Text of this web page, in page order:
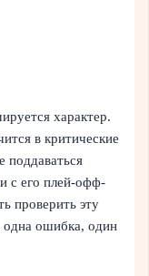
характер.
в критические
поддаваться
с его плей-офф-
проверить эту
одна ошибка, один